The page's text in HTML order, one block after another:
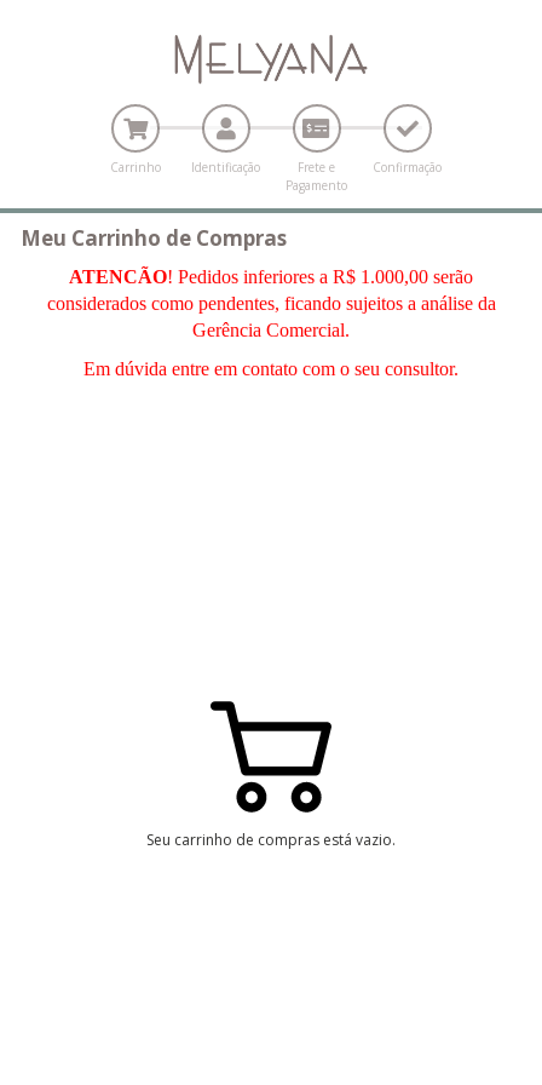
Carrinho Identificação
Frete e
Pagamento
Confirmação
Meu Carrinho de Compras
ATENCÃO! Pedidos inferiores a R$ 1.000,00 serão
considerados como pendentes, ficando sujeitos a análise da
Gerência Comercial.
Em dúvida entre em contato com o seu consultor.
Seu carrinho de compras está vazio.